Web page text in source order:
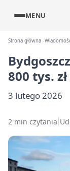
MENU
Strona główna
800 tys.
3 lutego 2026
2 min czytania